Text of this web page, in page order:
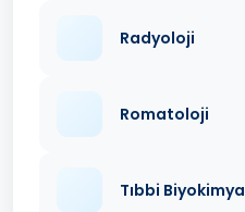
Radyoloji
Romatoloji
Tıbbi Biyokimya